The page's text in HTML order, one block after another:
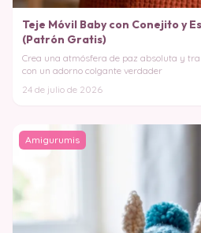
Teje Móvil Baby con Conejito y
(Patrón Gratis)
Crea una atmósfera de paz absoluta y
con un adorno colgante verdader
24 de julio de 2026
Amigurumis